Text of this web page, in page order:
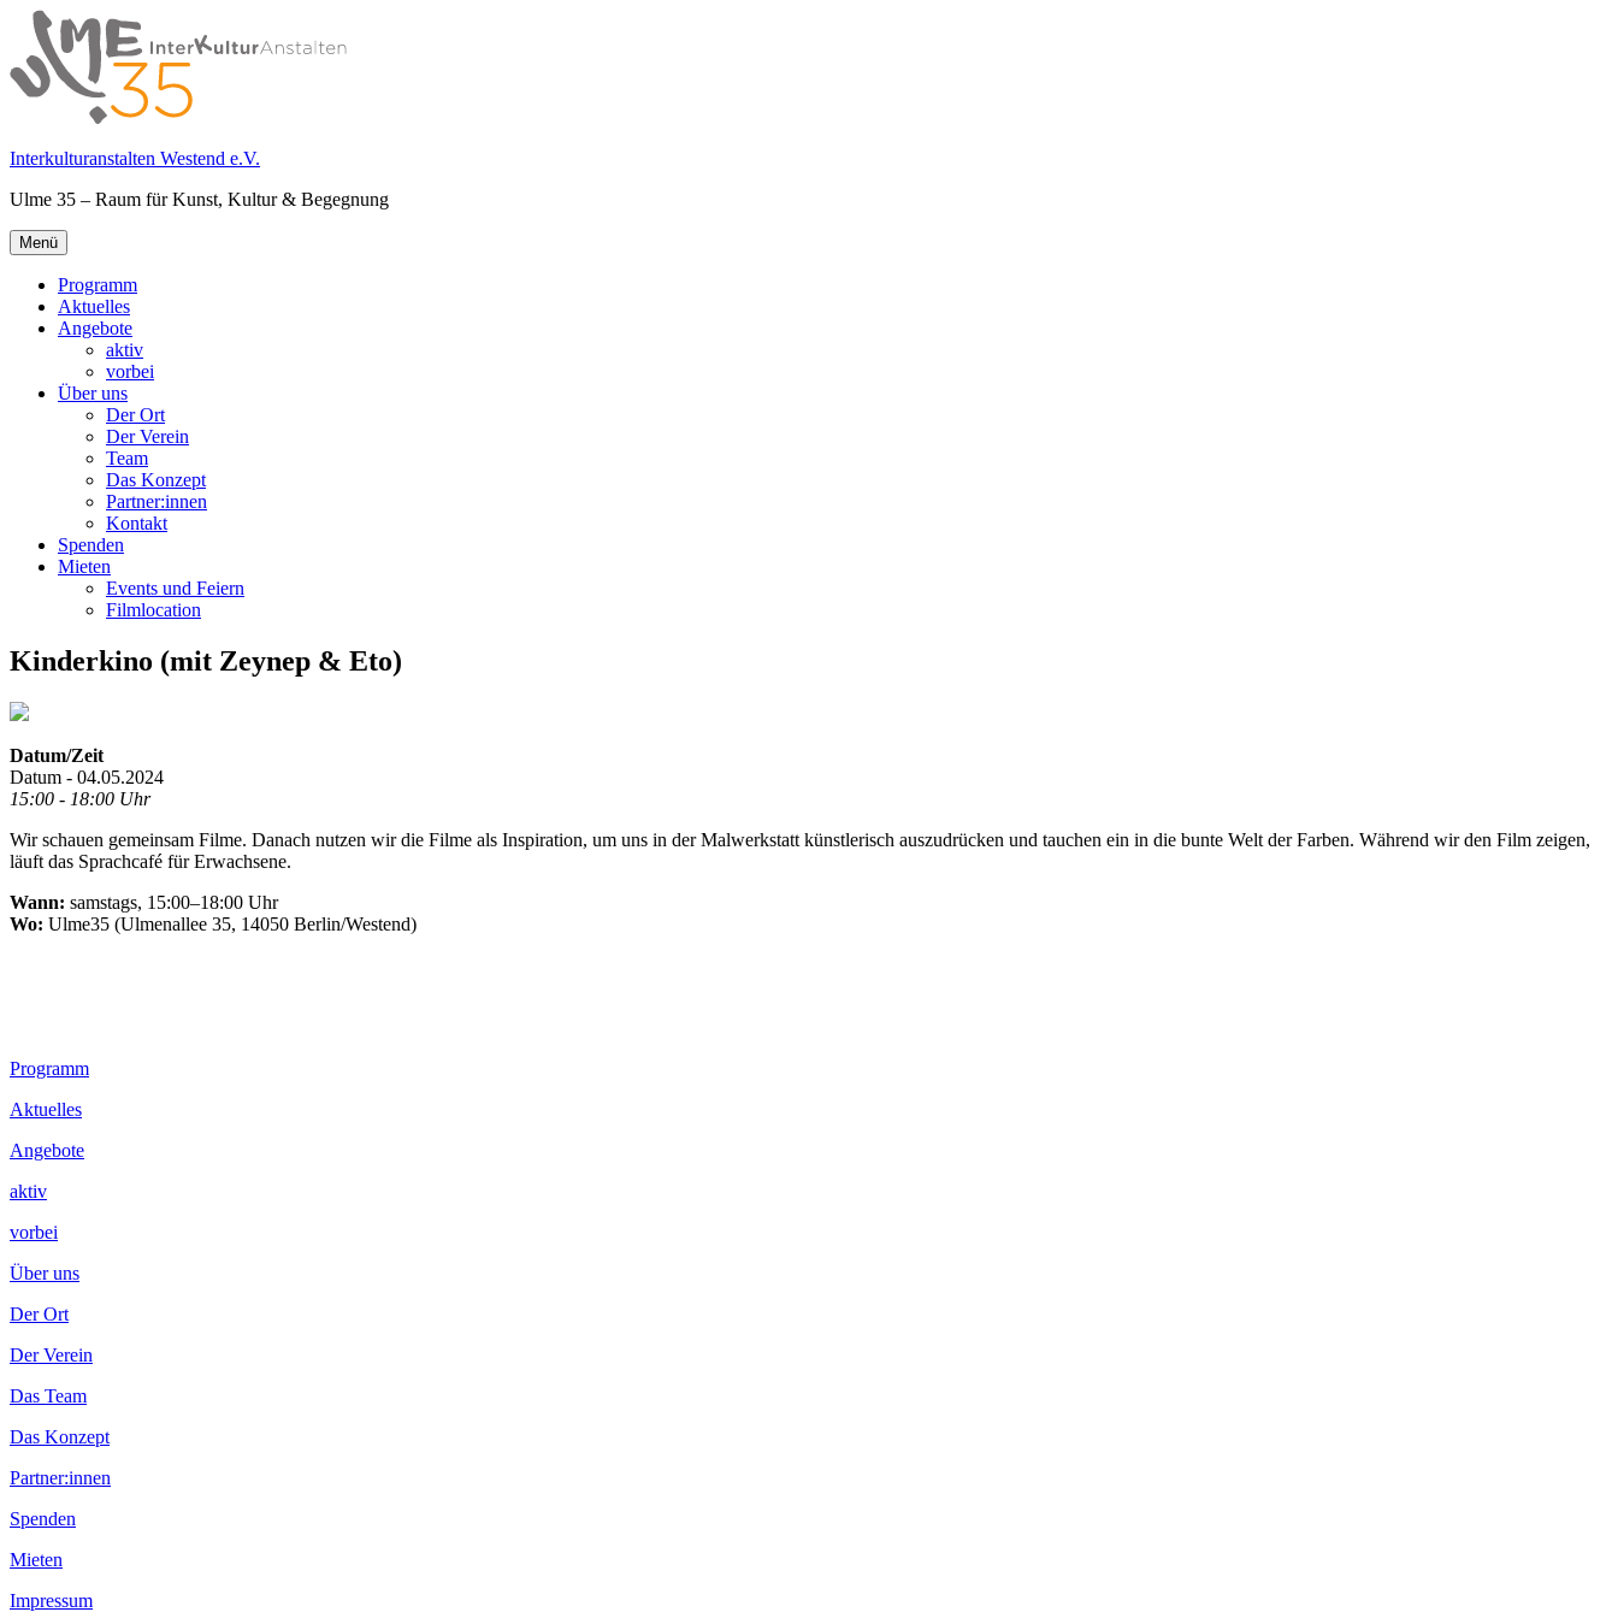
Springe
zum
Inhalt
Interkulturanstalten Westend e.V.
Ulme 35 – Raum für Kunst, Kultur & Begegnung
Primäres
Menü
Menü
Programm
Aktuelles
Angebote
aktiv
vorbei
Über uns
Der Ort
Der Verein
Team
Das Konzept
Partner:innen
Kontakt
Spenden
Mieten
Events und Feiern
Filmlocation
Kinderkino (mit Zeynep & Eto)
Datum/Zeit
Datum - 04.05.2024
15:00 - 18:00 Uhr
Wir schauen gemeinsam Filme. Danach nutzen wir die Filme als Inspiration, um uns in der Malwerkstatt künstlerisch auszudrücken und tauchen ein in die bunte Welt der Farben. Während wir den Film zeigen,
läuft das Sprachcafé für Erwachsene.
Wann: samstags, 15:00–18:00 Uhr
Wo: Ulme35 (Ulmenallee 35, 14050 Berlin/Westend)
Footer
Inhalt
Programm
Aktuelles
Angebote
aktiv
vorbei
Über uns
Der Ort
Der Verein
Das Team
Das Konzept
Partner:innen
Spenden
Mieten
Impressum